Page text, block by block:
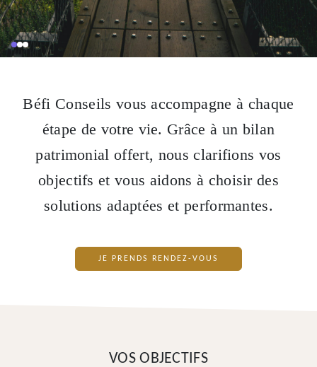
Béfi Conseils vous accompagne à chaque
étape de votre vie. Grâce à un bilan
patrimonial offert, nous clarifions vos
objectifs et vous aidons à choisir des
solutions adaptées et performantes.
JE PRENDS RENDEZ-VOUS
VOS OBJECTIFS